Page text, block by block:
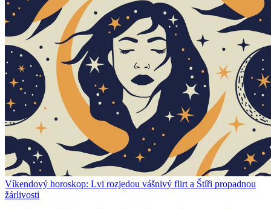
Víkendový horoskop: Lvi rozjedou vášnivý flirt a Štíři propadnou
žárlivosti